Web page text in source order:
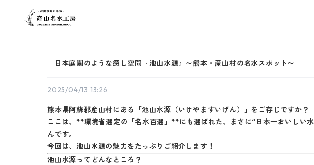
日本庭園のような癒し空間『池山水源』〜熊本・産山村の名水スポット〜
2025/04/13 13:26
熊本県阿蘇郡産山村にある「池山水源（いけやますいげん）」をご存じですか？
ここは、**環境省選定の「名水百選」**にも選ばれた、まさに“日本一おいしい水
んです。
今回は、池山水源の魅力をたっぷりご紹介します！
池山水源ってどんなところ？